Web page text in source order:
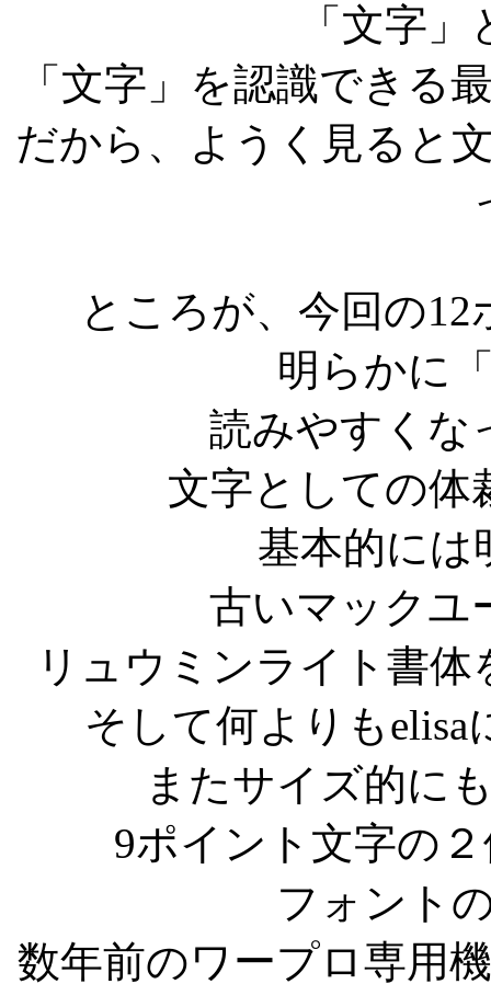
「文字
「文字」を認識できる
だから、ようく見ると
ところが、今回の
明らかに
読みやすくな
文字としての体
基本的には
古いマックユ
リュウミンライト書
そして何よりも
またサイズ的に
9ポイント文字の
フォント
数年前のワープロ専用